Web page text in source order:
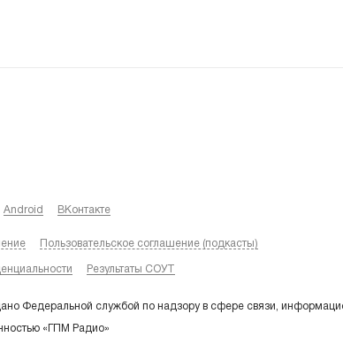
Android ВКонтакте
Пользовательское соглашение (подкасты)
Результаты СОУТ
Федеральной службой по надзору в сфере связи,
«ГПМ Радио»